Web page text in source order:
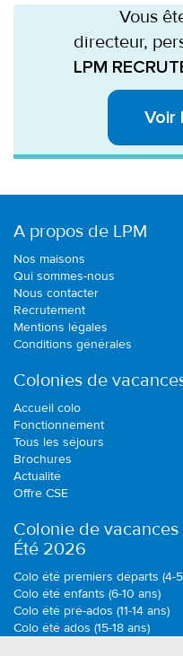
Vous
directeur,
LPM
Voir
A propos de LPM
Nos maisons
Qui sommes-nous
Nous contacter
Recrutement
Mentions légales
Conditions générales
Colonies de
Accueil colo
Fonctionnement
Tous les séjours
Brochures
Actualité
Offre CSE
Colonie de vacances
Été 2026
Colo été premiers départs (4-
Colo été enfants (6-10 ans)
Colo été pré-ados (11-14 ans)
Colo été ados (15-18 ans)